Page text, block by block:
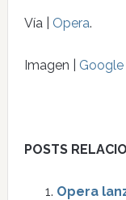
Vía | Opera.
Imagen | Google
POSTS
Opera